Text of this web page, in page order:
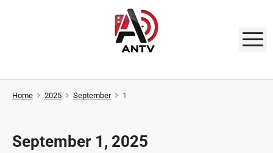
o
A
N
V
Home 2025 September 1
September 1, 2025